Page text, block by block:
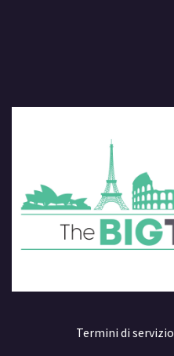
Termini di servizio